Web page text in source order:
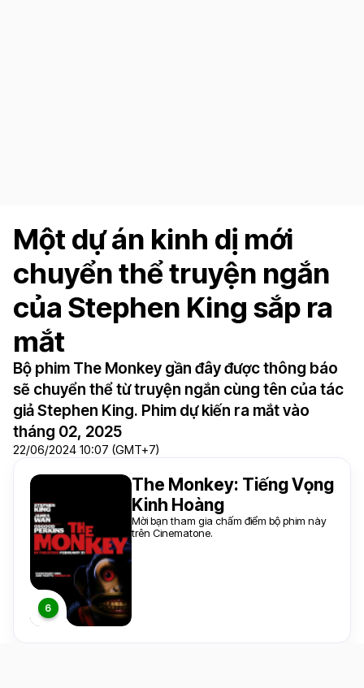
Một dự án kinh dị mới
chuyển thể truyện ngắn
của Stephen King sắp ra
mắt
Bộ phim The Monkey gần đây được thông báo
sẽ chuyển thể từ truyện ngắn cùng tên của tác
giả Stephen King. Phim dự kiến ra mắt vào
tháng 02, 2025
22/06/2024 10:07 (GMT+7)
The Monkey: Tiếng Vọng
Kinh Hoàng
Mời bạn tham gia chấm điểm bộ phim này
trên Cinematone.